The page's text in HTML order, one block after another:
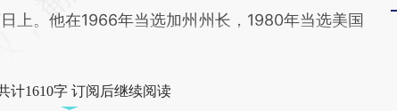
上。他在1966年当选加州州长，1980年当选美国
计1610字 订阅后继续阅读